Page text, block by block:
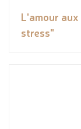
L'amour
stress"